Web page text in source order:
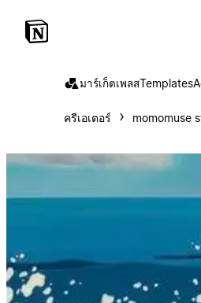
มาร์เก็ตเพลสTemplates
ครีเอเตอร์ momomuse